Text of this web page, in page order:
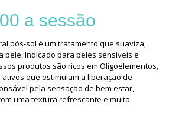
a sessão
pós-sol é um tratamento que suaviza,
pele. Indicado para peles sensíveis e
produtos são ricos em Oligoelementos,
que estimulam a liberação de
pela sensação de bem estar,
uma textura refrescante e muito